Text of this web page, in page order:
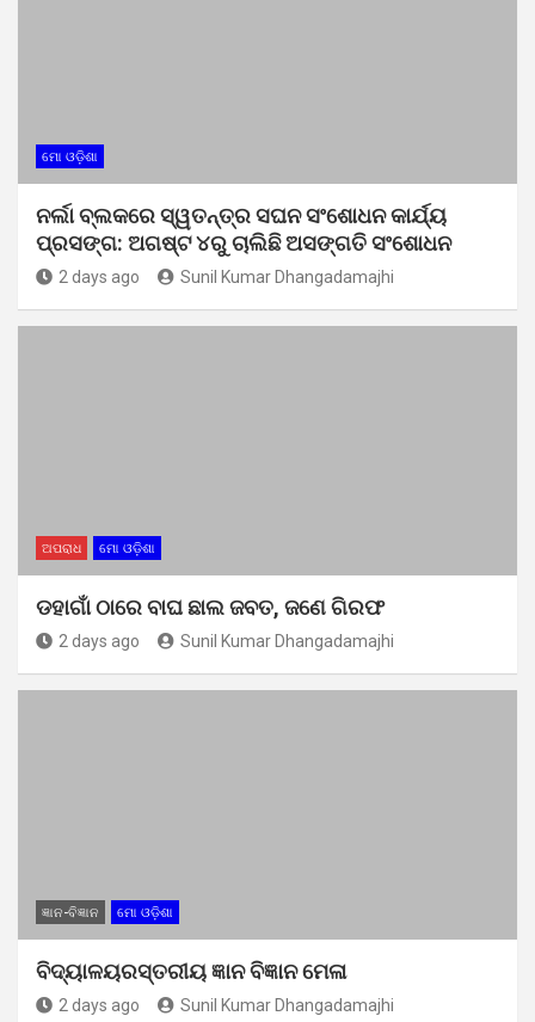
ମୋ ଓଡ଼ିଶା
ନର୍ଲା ବ୍ଲକରେ ସ୍ୱତନ୍ତ୍ର ସଘନ ସଂଶୋଧନ କାର୍ଯ୍ୟ
ପ୍ରସଙ୍ଗ: ଅଗଷ୍ଟ ୪ରୁ ଚାଲିଛି ଅସଙ୍ଗତି ସଂଶୋଧନ
2 days ago Sunil Kumar Dhangadamajhi
ଅପରାଧ ମୋ ଓଡ଼ିଶା
ଡହାଗାଁ ଠାରେ ବାଘ ଛାଲ ଜବତ, ଜଣେ ଗିରଫ
2 days ago Sunil Kumar Dhangadamajhi
ଜ୍ଞାନ-ବିଜ୍ଞାନ ମୋ ଓଡ଼ିଶା
ବିଦ୍ୟାଳୟରସ୍ତରୀୟ ଜ୍ଞାନ ବିଜ୍ଞାନ ମେଳା
2 days ago Sunil Kumar Dhangadamajhi